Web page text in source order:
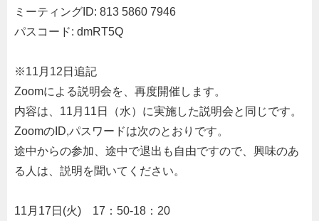
ミーティングID: 813 5860 7946
パスコード: dmRT5Q
※11月12日追記
Zoomによる説明会を、再度開催します。
内容は、11月11日（水）に実施した説明会と同じです。
ZoomのID,パスワードは次のとおりです。
途中からの参加、途中で退出も自由ですので、興味のあ
る人は、説明を聞いてください。
11月17日(火) 17：50-18：20